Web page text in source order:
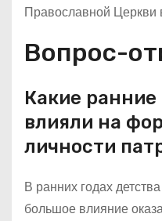
Православной
Вопрос-
Какие
влияли на
личности
В ранних годах
большое влияние